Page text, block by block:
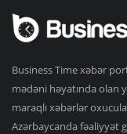
Business Time xəbər
mədəni həyatında olan
maraqlı xəbərlər
Azərbaycanda fəaliyyət